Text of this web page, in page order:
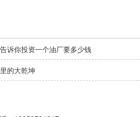
诉你投资一个油厂要多少钱
的大乾坤